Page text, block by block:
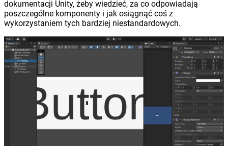
dokumentacji Unity, żeby wiedzieć, za co odpowiadają
poszczególne komponenty i jak osiągnąć coś z
wykorzystaniem tych bardziej niestandardowych.